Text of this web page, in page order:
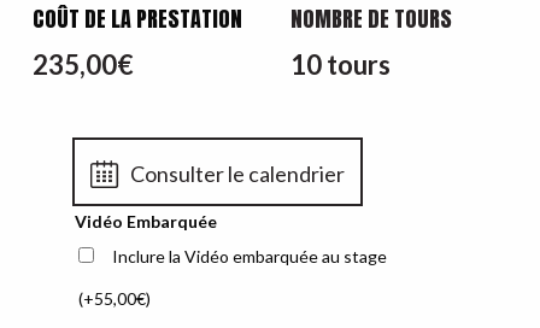
COÛT DE LA PRESTATION
235,00€
NOMBRE DE TOURS
10 tours
Consulter le calendrier
Vidéo Embarquée
Inclure la Vidéo embarquée au stage
(+55,00€)